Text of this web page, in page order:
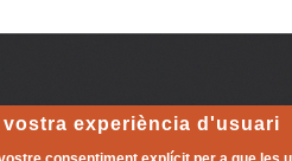
experiència d'usuari